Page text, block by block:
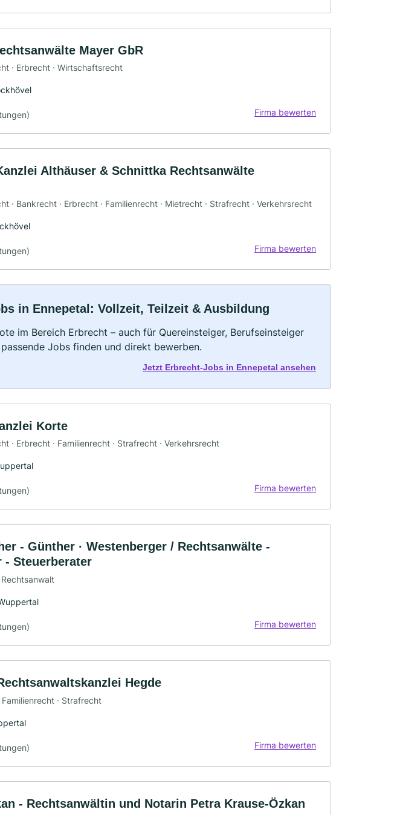
Mayer GbR
· Erbrecht · Wirtschaftsrecht
Firma bewerten
Althäuser & Schnittka Rechtsanwälte
· Bankrecht · Erbrecht · Familienrecht · Mietrecht · Strafrecht · Verkehrsrecht
Firma bewerten
in Ennepetal: Vollzeit, Teilzeit & Ausbildung
im Bereich Erbrecht – auch für Quereinsteiger, Berufseinsteiger
Jobs finden und direkt bewerben.
Jetzt Erbrecht-Jobs in Ennepetal ansehen
Korte
· Erbrecht · Familienrecht · Strafrecht · Verkehrsrecht
Firma bewerten
- Günther · Westenberger / Rechtsanwälte -
Steuerberater
Rechtsanwalt
Firma bewerten
Hegde
· Strafrecht
Firma bewerten
- Rechtsanwältin und Notarin Petra Krause-Özkan